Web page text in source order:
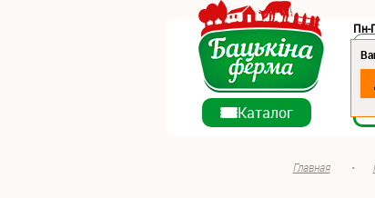
Пн-
Каталог
Главная •